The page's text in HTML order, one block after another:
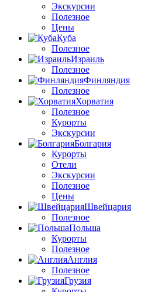
Экскурсии
Полезное
Цены
Куба
Полезное
Израиль
Полезное
Финляндия
Полезное
Хорватия
Полезное
Курорты
Экскурсии
Болгария
Курорты
Отели
Экскурсии
Полезное
Цены
Швейцария
Полезное
Польша
Курорты
Полезное
Англия
Полезное
Грузия